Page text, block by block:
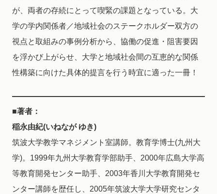
が、両者の存続にとって喫緊の課題となっている。大
学の学内関係者／地域社会のステークホルダー双方の
視点と取組みの事例分析から、協働の促進・阻害要因
を浮かび上がらせ、大学と地域社会間の互恵的な関係
性構築に向けた具体的提言を行う時宜に適った一冊！
■著者：
稲永由紀(いねなが ゆき)
筑波大学教学マネジメント室講師。教育学博士(九州大
学)。1999年九州大学教育学部助手、2000年広島大学高
等教育開発センター助手、2003年香川大学教育開発セ
ンター講師を歴任し、2005年筑波大学大学研究センタ